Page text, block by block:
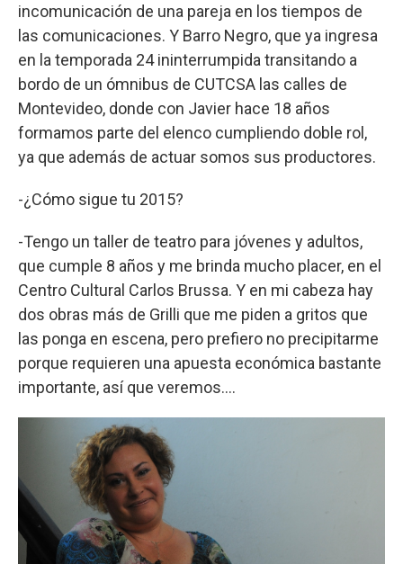
incomunicación de una pareja en los tiempos de
las comunicaciones. Y Barro Negro, que ya ingresa
en la temporada 24 ininterrumpida transitando a
bordo de un ómnibus de CUTCSA las calles de
Montevideo, donde con Javier hace 18 años
formamos parte del elenco cumpliendo doble rol,
ya que además de actuar somos sus productores.
-¿Cómo sigue tu 2015?
-Tengo un taller de teatro para jóvenes y adultos,
que cumple 8 años y me brinda mucho placer, en el
Centro Cultural Carlos Brussa. Y en mi cabeza hay
dos obras más de Grilli que me piden a gritos que
las ponga en escena, pero prefiero no precipitarme
porque requieren una apuesta económica bastante
importante, así que veremos....